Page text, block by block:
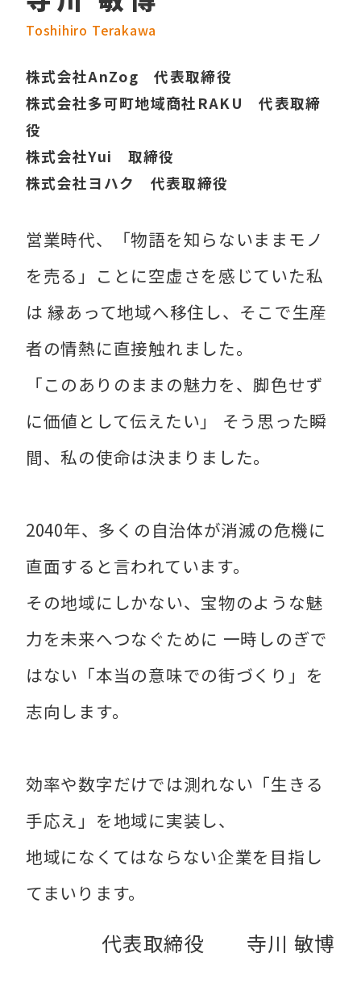
Toshihiro Terakawa
株式会社AnZog 代表取締役
株式会社多可町地域商社RAKU 代表取締
役
株式会社Yui 取締役
株式会社ヨハク 代表取締役
営業時代、「物語を知らないままモノ
を売る」ことに空虚さを感じていた私
は 縁あって地域へ移住し、そこで生産
者の情熱に直接触れました。
「このありのままの魅力を、脚色せず
に価値として伝えたい」 そう思った瞬
間、私の使命は決まりました。
2040年、多くの自治体が消滅の危機に
直面すると言われています。
その地域にしかない、宝物のような魅
力を未来へつなぐために 一時しのぎで
はない「本当の意味での街づくり」を
志向します。
効率や数字だけでは測れない「生きる
手応え」を地域に実装し、
地域になくてはならない企業を目指し
てまいります。
代表取締役 寺川 敏博